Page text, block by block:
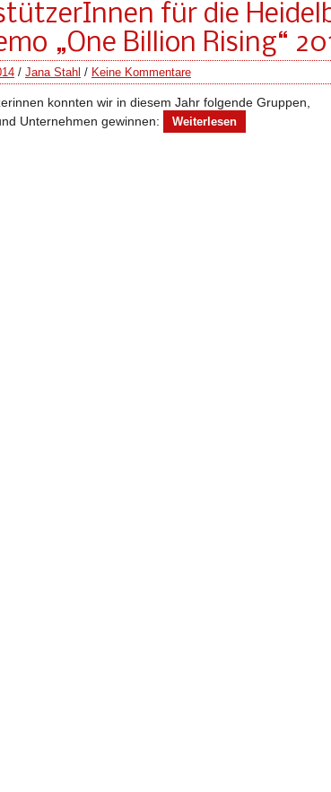
für die
„One Billion Rising“
/ Jana Stahl / Keine Kommentare
konnten wir in diesem Jahr folgende Gruppen,
Unternehmen gewinnen:
Weiterlesen